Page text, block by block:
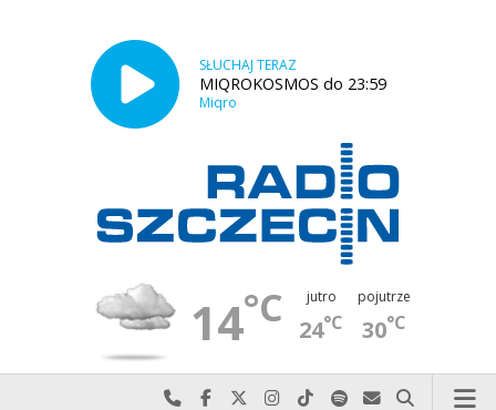
SŁUCHAJ TERAZ
MIQROKOSMOS do 23:59
Miqro
14°C jutro
24°C
pojutrze
30°C
Najlepiej po prostu do nas zadzwoń
Odwiedź nas na Facebook-u
Odwiedź nas na X
Odwiedź nas na Instagram-ie
Odwiedź nas na TikTok-u
Szukaj nas na Spotify
Wyślij do nas
Szukaj